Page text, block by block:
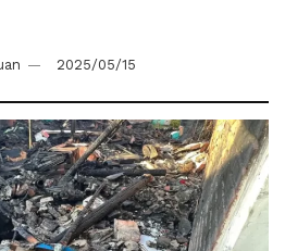
2025/05/15